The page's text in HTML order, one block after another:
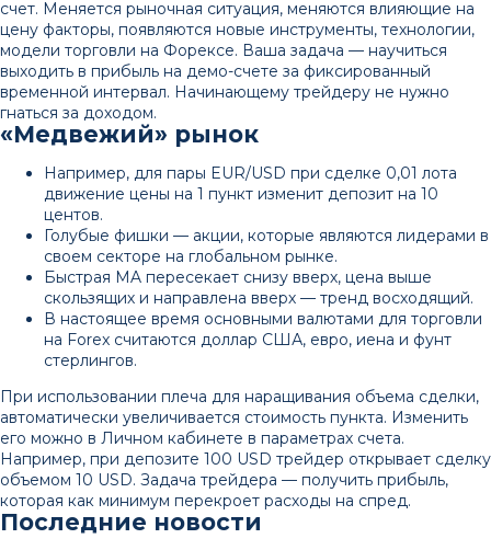
счет. Меняется рыночная ситуация, меняются влияющие на
цену факторы, появляются новые инструменты, технологии,
модели торговли на Форексе. Ваша задача — научиться
выходить в прибыль на демо-счете за фиксированный
временной интервал. Начинающему трейдеру не нужно
гнаться за доходом.
«‎Медвежий» рынок‎
Например, для пары EUR/USD при сделке 0,01 лота
движение цены на 1 пункт изменит депозит на 10
центов.
Голубые фишки — акции, которые являются лидерами в
своем секторе на глобальном рынке.
Быстрая MA пересекает снизу вверх, цена выше
скользящих и направлена вверх — тренд восходящий.
В настоящее время основными валютами для торговли
на Forex считаются доллар США, евро, иена и фунт
стерлингов.
При использовании плеча для наращивания объема сделки,
автоматически увеличивается стоимость пункта. Изменить
его можно в Личном кабинете в параметрах счета.
Например, при депозите 100 USD трейдер открывает сделку
объемом 10 USD. Задача трейдера — получить прибыль,
которая как минимум перекроет расходы на спред.
Последние новости